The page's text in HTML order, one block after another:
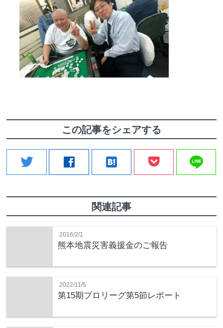
この記事をシェアする
twitter facebook hatenabookmark line
関連記事
2016/2/1
熊本地震災害義援金のご報告
2022/11/5
第15期プロリーグ第5節レポート